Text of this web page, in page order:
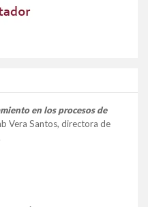
en los procesos de
Vera Santos, directora de